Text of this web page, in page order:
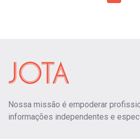
Nossa missão é empoderar
informações independentes e